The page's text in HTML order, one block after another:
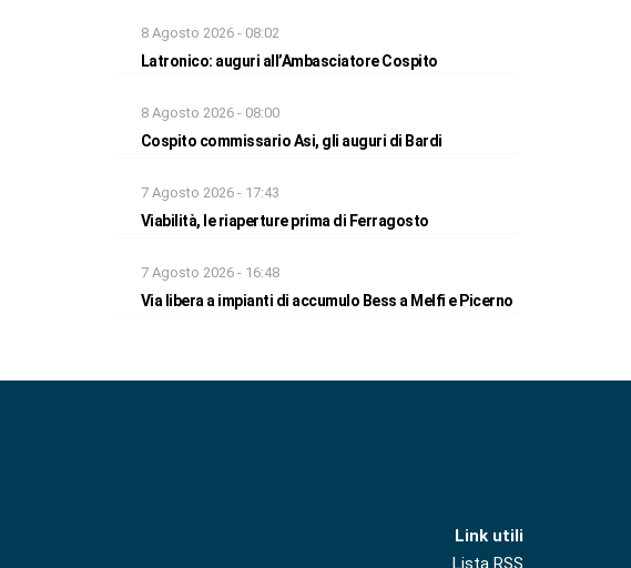
8 Agosto 2026 - 08:02
Latronico: auguri all’Ambasciatore Cospito
8 Agosto 2026 - 08:00
Cospito commissario Asi, gli auguri di Bardi
7 Agosto 2026 - 17:43
Viabilità, le riaperture prima di Ferragosto
7 Agosto 2026 - 16:48
Via libera a impianti di accumulo Bess a Melfi e Picerno
Link utili
Lista RSS